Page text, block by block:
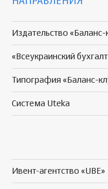
Издательство «Баланс-
«Всеукраинский
Типография «Баланс-
Система Uteka
Ивент-агентство «UBE»